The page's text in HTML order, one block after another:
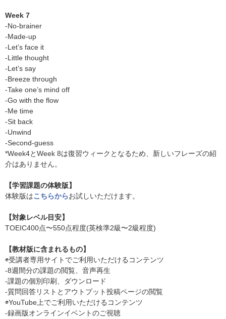
Week 7
-No-brainer
-Made-up
-Let’s face it
-Little thought
-Let’s say
-Breeze through
-Take one’s mind off
-Go with the flow
-Me time
-Sit back
-Unwind
-Second-guess
*Week4とWeek 8は復習ウィークとなるため、新しいフレーズの紹
介はありません。
【学習課題の体験版】
体験版はこちらからお試しいただけます。
【対象レベル目安】
TOEIC400点〜550点程度(英検準2級〜2級程度)
【教材版に含まれるもの】
◉受講者専用サイトでご利用いただけるコンテンツ
-8週間分の課題の閲覧、音声再生
-課題の個別印刷、ダウンロード
-質問回答リストとアウトプット投稿ページの閲覧
◉YouTube上でご利用いただけるコンテンツ
-録画版オンラインイベントのご視聴